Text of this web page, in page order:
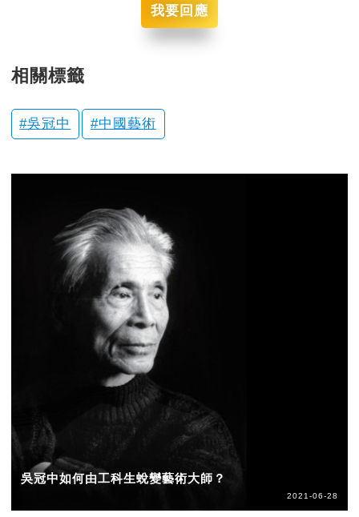
我要回應
相關標籤
吳冠中 中國藝術
吳冠中如何由工科生蛻變藝術大師？
2021-06-28